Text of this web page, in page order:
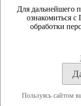
Личный кабинет
Закрыть
Посмотреть все
Для дальнейшего
ознакомиться
обработки
Пользуясь сайтом